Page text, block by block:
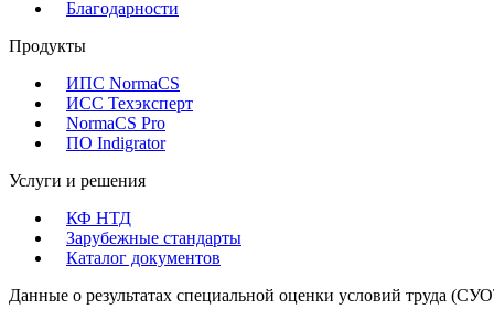
Благодарности
Продукты
ИПС NormaCS
ИСС Техэксперт
NormaCS Pro
ПО Indigrator
Услуги и решения
КФ НТД
Зарубежные стандарты
Каталог документов
Данные о результатах специальной оценки условий труда